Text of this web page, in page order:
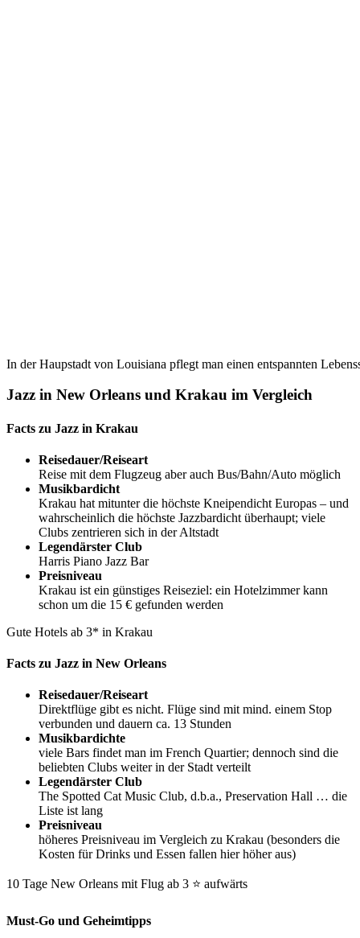
In der Haupstadt von Louisiana pflegt man einen entspannten
Jazz in New Orleans und Krakau im Vergleich
Facts zu Jazz in Krakau
Reisedauer/Reiseart
Reise mit dem Flugzeug aber auch Bus/Bahn/Auto möglich
Musikbardicht
Krakau hat mitunter die höchste Kneipendicht Europas – und
wahrscheinlich die höchste Jazzbardicht überhaupt; viele
Clubs zentrieren sich in der Altstadt
Legendärster Club
Harris Piano Jazz Bar
Preisniveau
Krakau ist ein günstiges Reiseziel: ein Hotelzimmer kann
schon um die 15 € gefunden werden
Gute Hotels ab 3* in Krakau
Facts zu Jazz in New Orleans
Reisedauer/Reiseart
Direktflüge gibt es nicht. Flüge sind mit mind. einem Stop
verbunden und dauern ca. 13 Stunden
Musikbardichte
viele Bars findet man im French Quartier; dennoch sind die
beliebten Clubs weiter in der Stadt verteilt
Legendärster Club
The Spotted Cat Music Club, d.b.a., Preservation Hall … die
Liste ist lang
Preisniveau
höheres Preisniveau im Vergleich zu Krakau (besonders die
Kosten für Drinks und Essen fallen hier höher aus)
10 Tage New Orleans mit Flug ab 3 ⭐ aufwärts
Must-Go und Geheimtipps